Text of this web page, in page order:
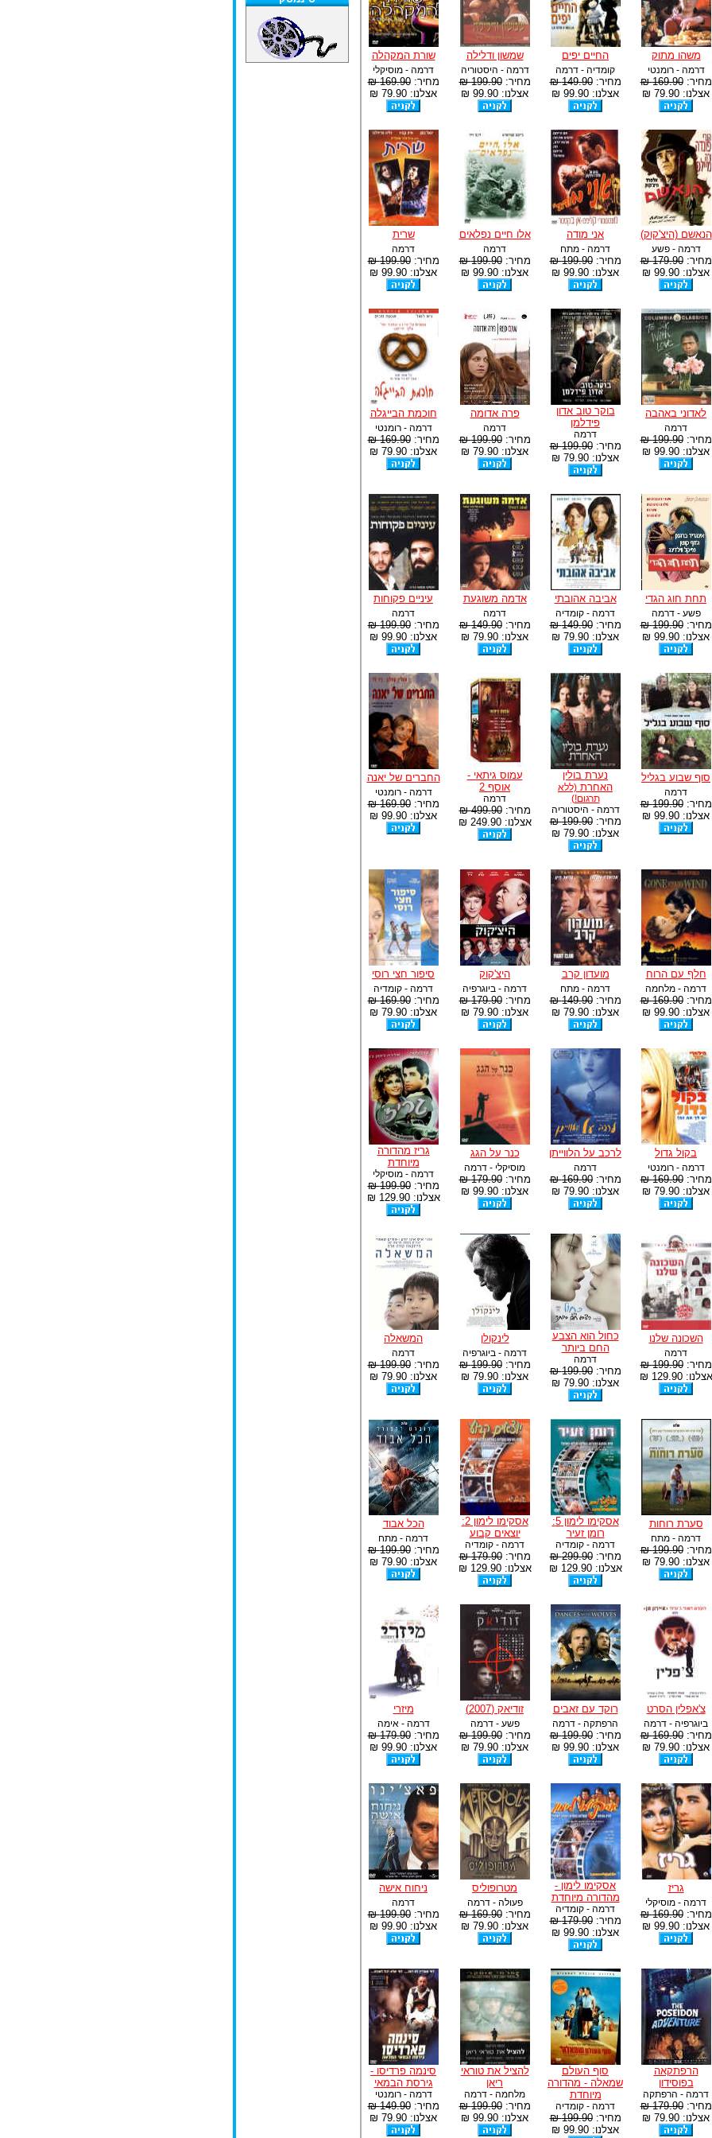
משהו מתוק
דרמה - רומנטי
מחיר:169.90 ₪
אצלנו: 79.90 ₪
החיים יפים
קומדיה - דרמה
מחיר:149.90 ₪
אצלנו: 99.90 ₪
שמשון ודלילה
דרמה - היסטוריה
מחיר:199.90 ₪
אצלנו: 99.90 ₪
שורת המקהלה
דרמה - מוסיקלי
מחיר:169.90 ₪
אצלנו: 79.90 ₪
הנאשם (היצ'קוק)
דרמה - פשע
מחיר:179.90 ₪
אצלנו: 99.90 ₪
אני מודה
דרמה - מתח
מחיר:199.90 ₪
אצלנו: 99.90 ₪
אלו חיים נפלאים
דרמה
מחיר:199.90 ₪
אצלנו: 99.90 ₪
שרית
דרמה
מחיר:199.90 ₪
אצלנו: 99.90 ₪
לאדוני באהבה
דרמה
מחיר:199.90 ₪
אצלנו: 99.90 ₪
בוקר טוב אדון
פידלמן
דרמה
מחיר:199.90 ₪
אצלנו: 79.90 ₪
פרה אדומה
דרמה
מחיר:199.90 ₪
אצלנו: 79.90 ₪
חוכמת הבייגלה
דרמה - רומנטי
מחיר:169.90 ₪
אצלנו: 79.90 ₪
תחת חוג הגדי
פשע - דרמה
מחיר:199.90 ₪
אצלנו: 99.90 ₪
אביבה אהובתי
דרמה - קומדיה
מחיר:149.90 ₪
אצלנו: 79.90 ₪
אדמה משוגעת
דרמה
מחיר:149.90 ₪
אצלנו: 79.90 ₪
עיניים פקוחות
דרמה
מחיר:199.90 ₪
אצלנו: 99.90 ₪
סוף שבוע בגליל
דרמה
מחיר:199.90 ₪
אצלנו: 99.90 ₪
נערת בולין
האחרת (ללא
תרגום!)
דרמה - היסטוריה
מחיר:199.90 ₪
אצלנו: 79.90 ₪
עמוס גיתאי -
אוסף 2
דרמה
מחיר:499.90 ₪
אצלנו: 249.90 ₪
החברים של יאנה
דרמה - רומנטי
מחיר:169.90 ₪
אצלנו: 99.90 ₪
חלף עם הרוח
דרמה - מלחמה
מחיר:169.90 ₪
אצלנו: 99.90 ₪
מועדון קרב
דרמה - מתח
מחיר:149.90 ₪
אצלנו: 79.90 ₪
היצ'קוק
דרמה - ביוגרפיה
מחיר:179.90 ₪
אצלנו: 79.90 ₪
סיפור חצי רוסי
דרמה - קומדיה
מחיר:169.90 ₪
אצלנו: 79.90 ₪
בקול גדול
דרמה - רומנטי
מחיר:169.90 ₪
אצלנו: 79.90 ₪
לרכב על הלווייתן
דרמה
מחיר:169.90 ₪
אצלנו: 79.90 ₪
כנר על הגג
מוסיקלי - דרמה
מחיר:179.90 ₪
אצלנו: 99.90 ₪
גריז מהדורה
מיוחדת
דרמה - מוסיקלי
מחיר:199.90 ₪
אצלנו: 129.90 ₪
השכונה שלנו
דרמה
מחיר:199.90 ₪
אצלנו: 129.90 ₪
כחול הוא הצבע
החם ביותר
דרמה
מחיר:199.90 ₪
אצלנו: 79.90 ₪
לינקולן
דרמה - ביוגרפיה
מחיר:199.90 ₪
אצלנו: 79.90 ₪
המשאלה
דרמה
מחיר:199.90 ₪
אצלנו: 79.90 ₪
סערת רוחות
דרמה - מתח
מחיר:199.90 ₪
אצלנו: 79.90 ₪
אסקימו לימון 5:
רומן זעיר
דרמה - קומדיה
מחיר:299.90 ₪
אצלנו: 129.90 ₪
אסקימו לימון 2:
יוצאים קבוע
דרמה - קומדיה
מחיר:179.90 ₪
אצלנו: 129.90 ₪
הכל אבוד
דרמה - מתח
מחיר:199.90 ₪
אצלנו: 79.90 ₪
צ'אפלין הסרט
ביוגרפיה - דרמה
מחיר:169.90 ₪
אצלנו: 79.90 ₪
רוקד עם זאבים
הרפתקה - דרמה
מחיר:199.90 ₪
אצלנו: 99.90 ₪
זודיאק (2007)
פשע - דרמה
מחיר:199.90 ₪
אצלנו: 79.90 ₪
מיזרי
דרמה - אימה
מחיר:179.90 ₪
אצלנו: 99.90 ₪
גריז
דרמה - מוסיקלי
מחיר:169.90 ₪
אצלנו: 99.90 ₪
אסקימו לימון -
מהדורה מיוחדת
דרמה - קומדיה
מחיר:179.90 ₪
אצלנו: 99.90 ₪
מטרופוליס
פעולה - דרמה
מחיר:169.90 ₪
אצלנו: 79.90 ₪
ניחוח אישה
דרמה
מחיר:199.90 ₪
אצלנו: 99.90 ₪
הרפתקאה
בפוסידון
דרמה - הרפתקה
מחיר:179.90 ₪
אצלנו: 79.90 ₪
סוף העולם
שמאלה - מהדורה
מיוחדת
דרמה - קומדיה
מחיר:199.90 ₪
אצלנו: 99.90 ₪
להציל את טוראי
ריאן
מלחמה - דרמה
מחיר:199.90 ₪
אצלנו: 99.90 ₪
סינמה פרדיסו -
גירסת הבמאי
דרמה - רומנטי
מחיר:149.90 ₪
אצלנו: 79.90 ₪